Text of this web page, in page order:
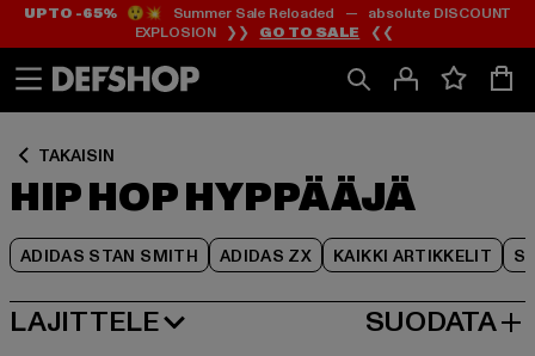
Siirry
Sisältö
Siirry
Footer
UP TO -65%😲💥 Summer Sale Reloaded — absolute DISCOUNT
EXPLOSION ❯❯ GO TO SALE ❮❮
TAKAISIN
HIP HOP HYPPÄÄJÄ
ADIDAS STAN SMITH ADIDAS ZX KAIKKI ARTIKKELIT
Siirry
Tuoteruudukko
LAJITTELE
SUOSITUIMMAT SUODATA